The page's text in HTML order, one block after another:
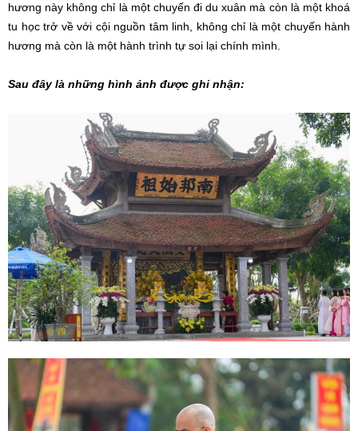
hương này không chỉ là một chuyến đi du xuân mà còn là một khoá
tu học trở về với cội nguồn tâm linh, không chỉ là một chuyến hành
hương mà còn là một hành trình tự soi lại chính mình.
Sau đây là những hình ảnh được ghi nhận: